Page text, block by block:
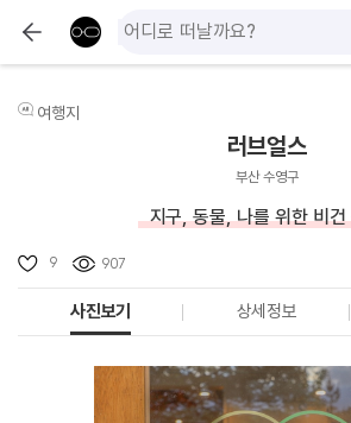
여행지
러브얼스
부산 수영구
지구, 동물, 나를 위한 비건
9 907
사진보기 상세정보